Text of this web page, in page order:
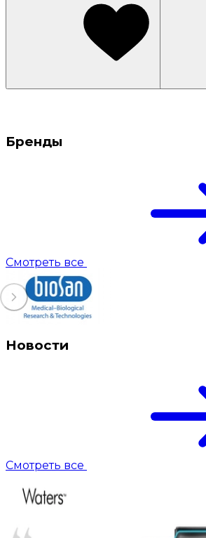
Бренды
Смотреть все
Новости
Смотреть все